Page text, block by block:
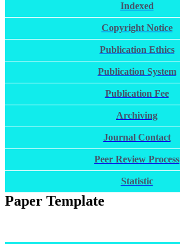
Indexed
Copyright Notice
Publication Ethics
Publication System
Publication Fee
Archiving
Journal Contact
Peer Review Process
Statistic
Paper Template